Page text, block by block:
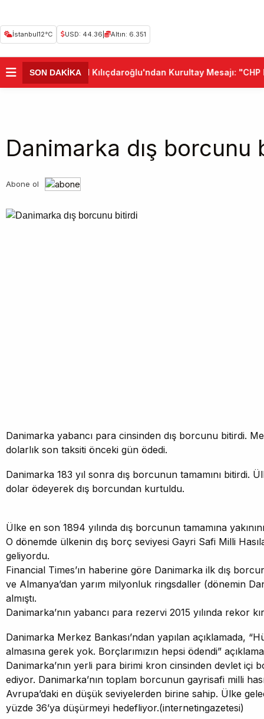
İstanbul12°C USD: 44.36 Altın: 6.351
SON DAKİKA
•Kemal Kılıçdaroğlu'ndan Kurultay Mesajı:
Danimarka dış borcunu
Abone ol
Danimarka yabancı para cinsinden dış borcunu bitirdi.
dolarlık son taksiti önceki gün ödedi.
Danimarka 183 yıl sonra dış borcunun tamamını bitirdi.
dolar ödeyerek dış borcundan kurtuldu.
Ülke en son 1894 yılında dış borcunun tamamına
O dönemde ülkenin dış borç seviyesi Gayri Safi Milli
geliyordu.
Financial Times’ın haberine göre Danimarka ilk dış
ve Almanya’dan yarım milyonluk ringsdaller (dönemin
almıştı.
Danimarka’nın yabancı para rezervi 2015 yılında rekor
Danimarka Merkez Bankası’ndan yapılan açıklamada,
almasına gerek yok. Borçlarımızın hepsi ödendi”
Danimarka’nın yerli para birimi kron cinsinden devlet içi
ediyor. Danimarka’nın toplam borcunun gayrisafi milli
Avrupa’daki en düşük seviyelerden birine sahip. Ülke
yüzde 36’ya düşürmeyi hedefliyor.(internetingazetesi)